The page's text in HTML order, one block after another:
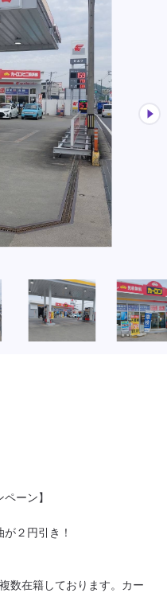
ーン】
２円引き！
数在籍しております。カー